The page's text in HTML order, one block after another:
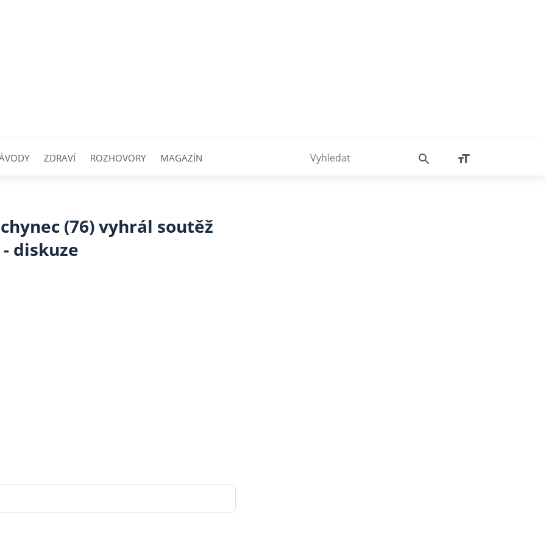
ZDRAVÍ ROZHOVORY MAGAZÍN
(76) vyhrál soutěž
diskuze